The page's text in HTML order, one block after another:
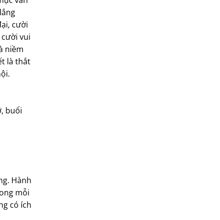
cười
vui
niềm
là thắt
buổi
Hành
mỗi
có ích